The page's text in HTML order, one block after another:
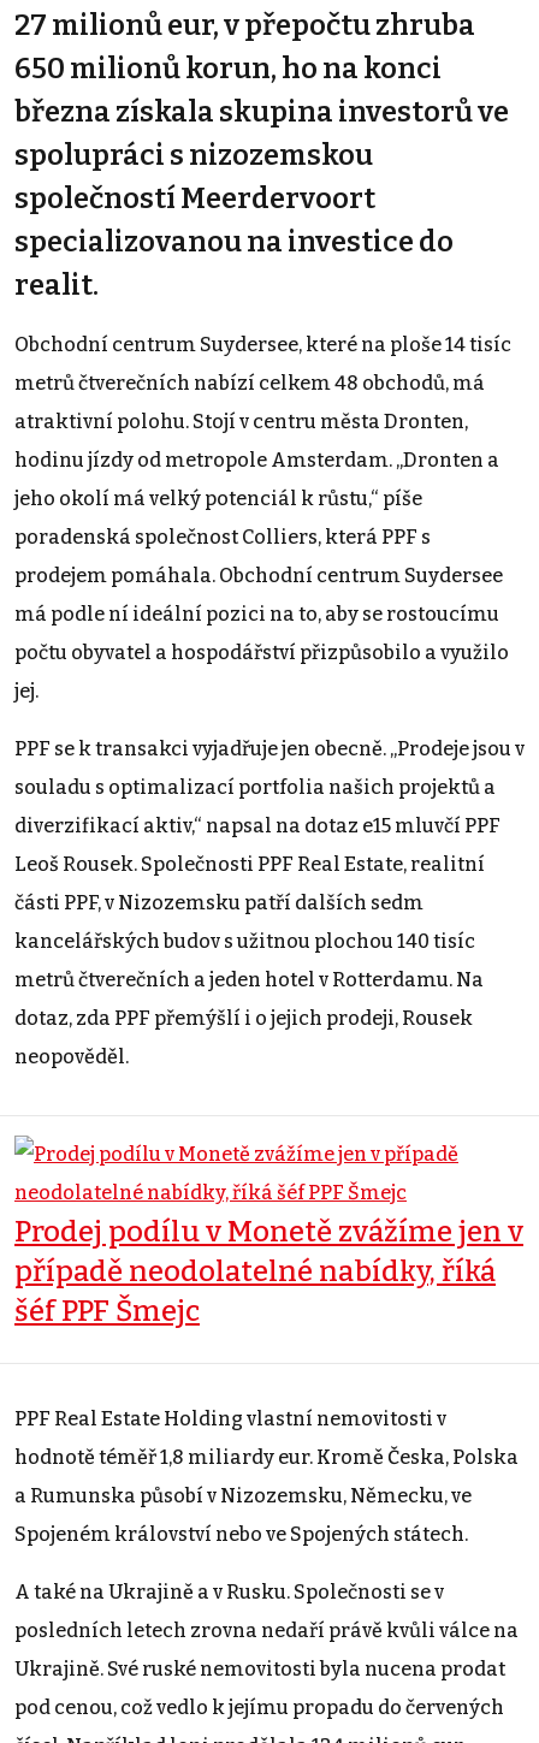
27 milionů eur, v přepočtu zhruba
650 milionů korun, ho na konci
března získala skupina investorů ve
spolupráci s nizozemskou
společností Meerdervoort
specializovanou na investice do
realit.
Obchodní centrum Suydersee, které na ploše 14 tisíc
metrů čtverečních nabízí celkem 48 obchodů, má
atraktivní polohu. Stojí v centru města Dronten,
hodinu jízdy od metropole Amsterdam. „Dronten a
jeho okolí má velký potenciál k růstu,“ píše
poradenská společnost Colliers, která PPF s
prodejem pomáhala. Obchodní centrum Suydersee
má podle ní ideální pozici na to, aby se rostoucímu
počtu obyvatel a hospodářství přizpůsobilo a využilo
jej.
PPF se k transakci vyjadřuje jen obecně. „Prodeje jsou v
souladu s optimalizací portfolia našich projektů a
diverzifikací aktiv,“ napsal na dotaz e15 mluvčí PPF
Leoš Rousek. Společnosti PPF Real Estate, realitní
části PPF, v Nizozemsku patří dalších sedm
kancelářských budov s užitnou plochou 140 tisíc
metrů čtverečních a jeden hotel v Rotterdamu. Na
dotaz, zda PPF přemýšlí i o jejich prodeji, Rousek
neopověděl.
Prodej podílu v Monetě zvážíme jen v
případě neodolatelné nabídky, říká
šéf PPF Šmejc
PPF Real Estate Holding vlastní nemovitosti v
hodnotě téměř 1,8 miliardy eur. Kromě Česka, Polska
a Rumunska působí v Nizozemsku, Německu, ve
Spojeném království nebo ve Spojených státech.
A také na Ukrajině a v Rusku. Společnosti se v
posledních letech zrovna nedaří právě kvůli válce na
Ukrajině. Své ruské nemovitosti byla nucena prodat
pod cenou, což vedlo k jejímu propadu do červených